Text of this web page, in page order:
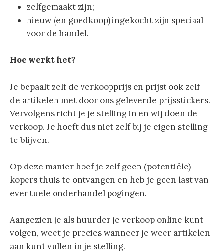
zelfgemaakt zijn;
nieuw (en goedkoop) ingekocht zijn speciaal
voor de handel.
Hoe werkt het?
Je bepaalt zelf de verkoopprijs en prijst ook zelf
de artikelen met door ons geleverde prijsstickers.
Vervolgens richt je je stelling in en wij doen de
verkoop. Je hoeft dus niet zelf bij je eigen stelling
te blijven.
Op deze manier hoef je zelf geen (potentiële)
kopers thuis te ontvangen en heb je geen last van
eventuele onderhandel pogingen.
Aangezien je als huurder je verkoop online kunt
volgen, weet je precies wanneer je weer artikelen
aan kunt vullen in je stelling.